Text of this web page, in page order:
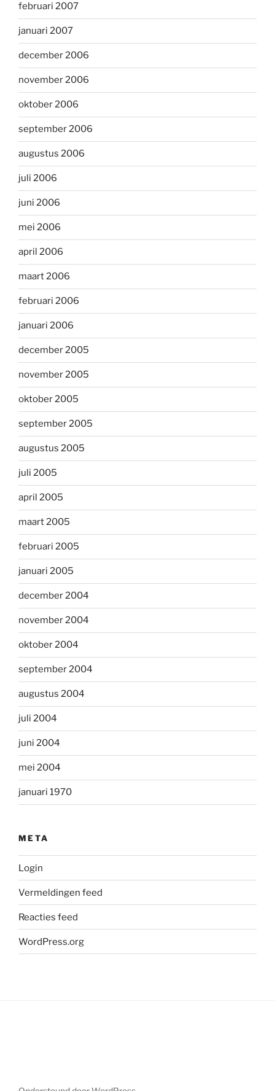
februari 2007
januari 2007
december 2006
november 2006
oktober 2006
september 2006
augustus 2006
juli 2006
juni 2006
mei 2006
april 2006
maart 2006
februari 2006
januari 2006
december 2005
november 2005
oktober 2005
september 2005
augustus 2005
juli 2005
april 2005
maart 2005
februari 2005
januari 2005
december 2004
november 2004
oktober 2004
september 2004
augustus 2004
juli 2004
juni 2004
mei 2004
januari 1970
META
Login
Vermeldingen feed
Reacties feed
WordPress.org